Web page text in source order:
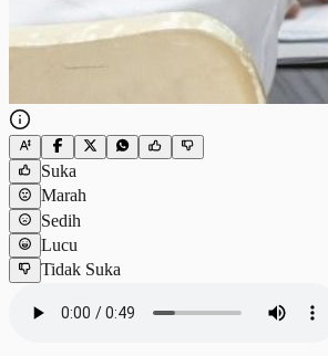
Suka
Marah
Sedih
Lucu
Tidak Suka